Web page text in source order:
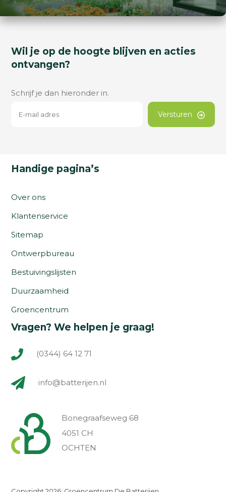
Wil je op de hoogte blijven en acties
ontvangen?
Schrijf je dan hieronder in.
Versturen
Handige pagina’s
Over ons
Klantenservice
Sitemap
Ontwerpbureau
Bestuivingslijsten
Duurzaamheid
Groencentrum
Vragen? We helpen je graag!
(0344) 64 12 71
info@batterijen.nl
Bonegraafseweg 68
4051 CH
OCHTEN